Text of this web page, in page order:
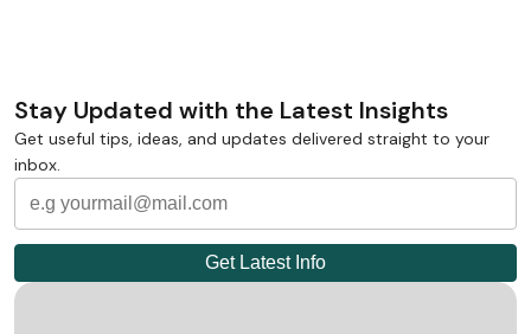
Stay Updated with the Latest Insights
Get useful tips, ideas, and updates delivered straight to your
inbox.